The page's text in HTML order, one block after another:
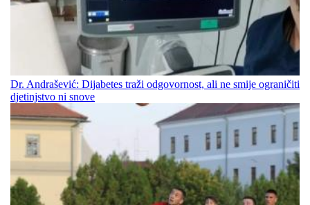
Dr. Andrašević: Dijabetes traži odgovornost, ali ne smije ograničiti
djetinjstvo ni snove